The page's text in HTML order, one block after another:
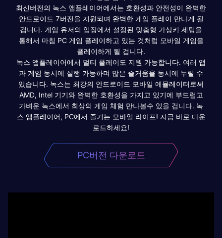
최신버전의 녹스 앱플레이어에서는 호환성과 안전성이 완벽한
안드로이드 7버전을 지원되며 완벽한 게임 플레이 만나게 될
겁니다. 게임 유저의 입장에서 설정된 맞춤형 가상키 세팅을
통해서 마침 PC 게임 플레이하고 있는 것처럼 모바일 게임을
플레이하게 될 겁니다.
녹스 앱플레이어에서 멀티 플레이도 지원 가능합니다. 여러 앱
과 게임 동시에 실행 가능하며 많은 즐거움을 동시에 누릴 수
있습니다. 녹스는 최강의 안드로이드 모바일 에뮬레이터로써
AMD, Intel 기기와 완벽한 호환성을 가지고 있기에 부드럽고
가벼운 녹스에서 최상의 게임 체험 만나볼수 있을 겁니다. 녹
스 앱플레이어, PC에서 즐기는 모바일 라이프! 지금 바로 다운
로드하세요!
PC버전 다운로드